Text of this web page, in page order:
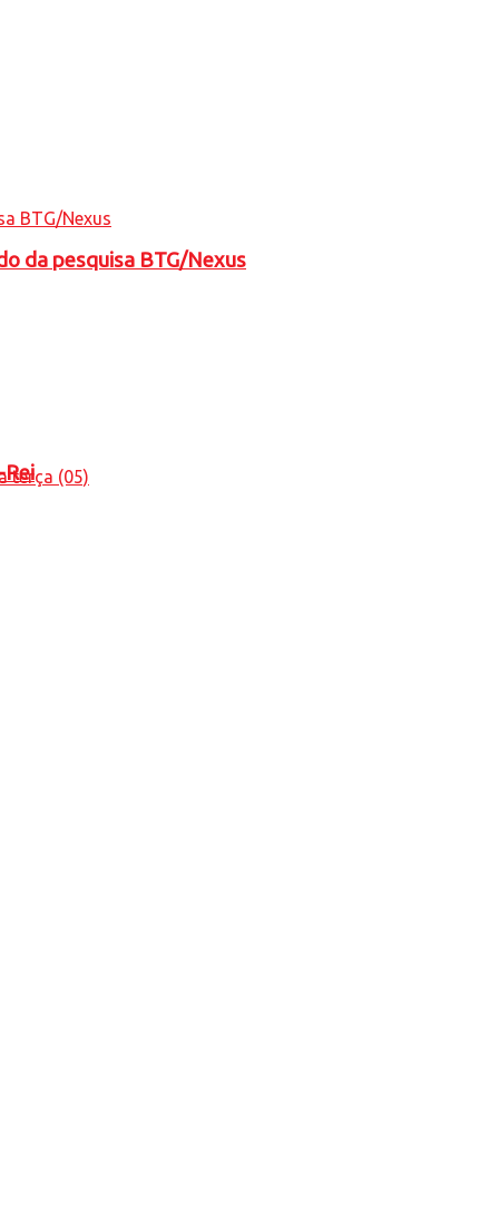
da pesquisa BTG/Nexus